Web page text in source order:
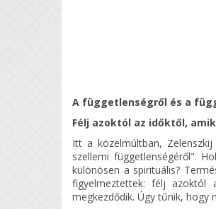
A függetlenségről és a
Félj azoktól az időktől,
Itt a közelmúltban,
szellemi függetlenségéről".
különösen a spirituális?
figyelmeztettek: félj azoktól
megkezdődik. Úgy tűnik, hogy